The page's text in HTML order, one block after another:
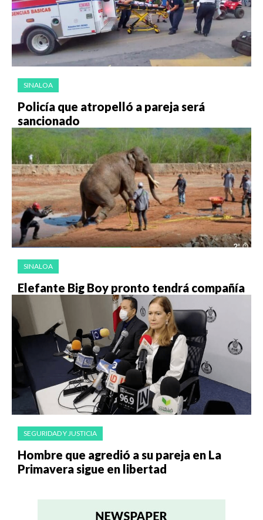
SINALOA
Policía que atropelló a pareja será
sancionado
SINALOA
Elefante Big Boy pronto tendrá compañía
SEGURIDAD Y JUSTICIA
Hombre que agredió a su pareja en La
Primavera sigue en libertad